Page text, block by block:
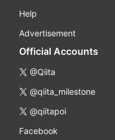
Help
Advertisement
Official Accounts
@Qiita
@qiita_milestone
@qiitapoi
Facebook